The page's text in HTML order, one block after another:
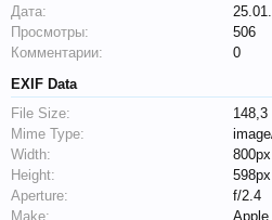
Дата:
Просмотры:
506
Комментарии:
0
EXIF Data
File Size:
Mime Type:
Width:
800px
Height:
598px
Aperture:
f/2.4
Make:
Apple